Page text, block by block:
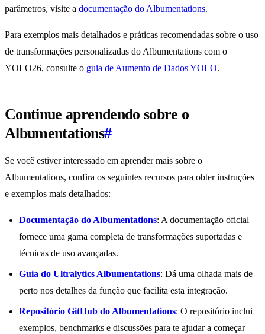
parâmetros, visite a documentação do Albumentations.
Para exemplos mais detalhados e práticas recomendadas sobre o uso
de transformações personalizadas do Albumentations com o
YOLO26, consulte o guia de Aumento de Dados YOLO.
Continue aprendendo sobre o
Albumentations#
Se você estiver interessado em aprender mais sobre o
Albumentations, confira os seguintes recursos para obter instruções
e exemplos mais detalhados:
Documentação do Albumentations: A documentação oficial
fornece uma gama completa de transformações suportadas e
técnicas de uso avançadas.
Guia do Ultralytics Albumentations: Dá uma olhada mais de
perto nos detalhes da função que facilita esta integração.
Repositório GitHub do Albumentations: O repositório inclui
exemplos, benchmarks e discussões para te ajudar a começar